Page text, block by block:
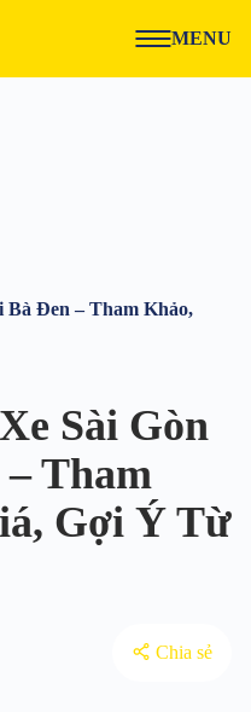
MENU
Đen – Tham Khảo,
Sài Gòn
Tham
Gợi Ý Từ
Chia sẻ